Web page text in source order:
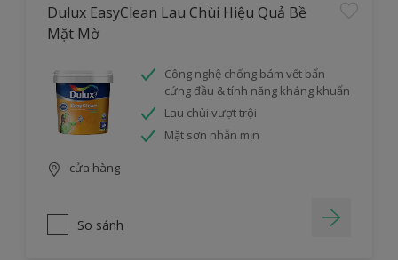
Dulux EasyClean Lau Chùi Hiệu Quả Bề
Mặt Mờ
Công nghệ chống bám vết bẩn
cứng đầu & tính năng kháng khuẩn
Lau chùi vượt trội
Mặt sơn nhẵn mịn
cửa hàng
So sánh